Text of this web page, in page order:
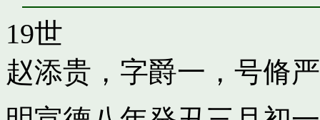
19世
赵添贵，字爵一，号脩严